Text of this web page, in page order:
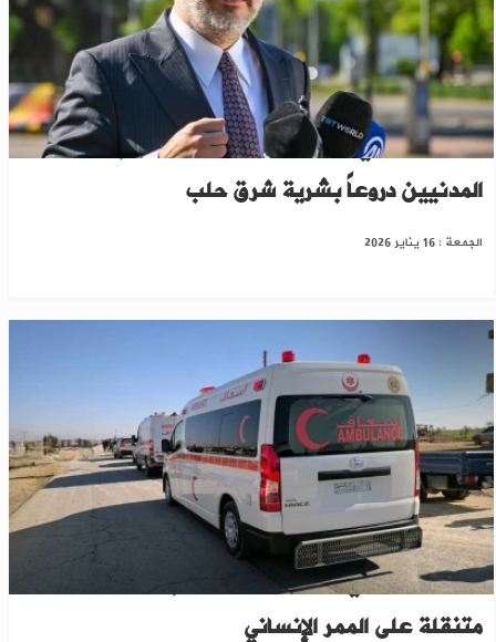
السفير التركي بدمشق يحذر من استخدام "قسد"
المدنيين دروعاً بشرية شرق حلب
الجمعة : 16 يناير 2026
لاستقبال أهالي دير حافر..سيارات إسعاف وعيادات
متنقلة على الممر الإنساني